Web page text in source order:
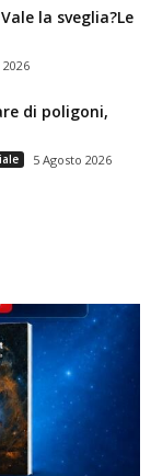
la sveglia?Le
di poligoni,
5 Agosto 2026